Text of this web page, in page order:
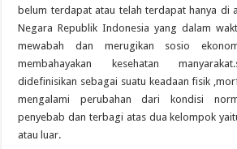
belum terdapat atau telah terdapat hanya di
Negara Republik Indonesia yang dalam
mewabah dan merugikan sosio
membahayakan kesehatan
didefinisikan sebagai suatu keadaan fisik
mengalami perubahan dari kondisi
penyebab dan terbagi atas dua kelompok
atau luar.